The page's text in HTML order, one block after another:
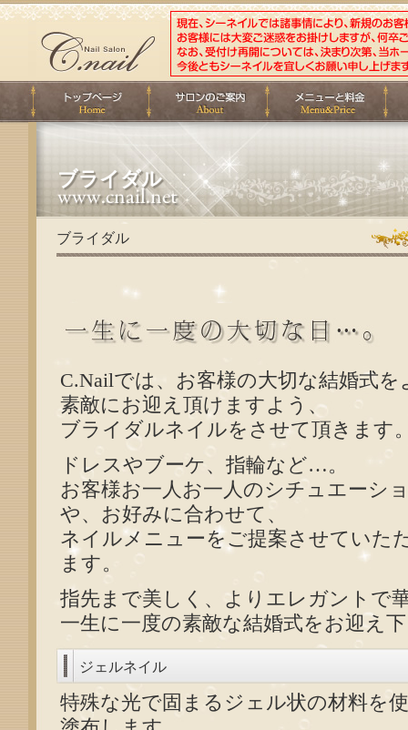
ブライダル
ブライダル
C.Nailでは、お客様の大切な結婚式を
素敵にお迎え頂けますよう、
ブライダルネイルをさせて頂きます
ドレスやブーケ、指輪など…。
お客様お一人お一人のシチュエーシ
や、お好みに合わせて、
ネイルメニューをご提案させていた
ます。
指先まで美しく、よりエレガントで
一生に一度の素敵な結婚式をお迎え
ジェルネイル
特殊な光で固まるジェル状の材料を